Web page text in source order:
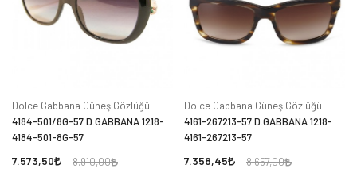
Dolce Gabbana Güneş Gözlüğü
4184-501/8G-57 D.GABBANA 1218-
4184-501-8G-57
7.573,50 8.910,00
Dolce Gabbana Güneş Gözlüğü
4161-267213-57 D.GABBANA 1218-
4161-267213-57
7.358,45 8.657,00